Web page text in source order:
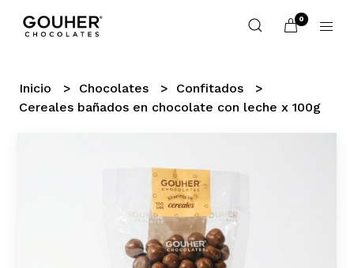
0
Inicio Chocolates
Confitados
Cereales bañados en chocolate con leche x 100g